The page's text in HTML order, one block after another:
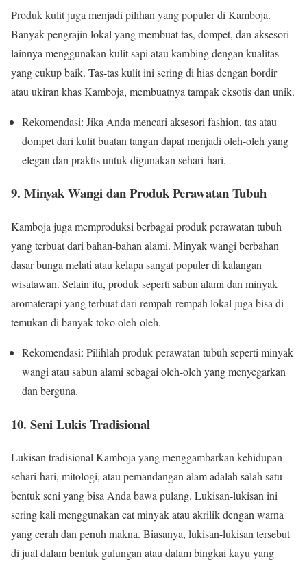
Produk kulit juga menjadi pilihan yang populer di Kamboja.
Banyak pengrajin lokal yang membuat tas, dompet, dan aksesori
lainnya menggunakan kulit sapi atau kambing dengan kualitas
yang cukup baik. Tas-tas kulit ini sering di hias dengan bordir
atau ukiran khas Kamboja, membuatnya tampak eksotis dan unik.
Rekomendasi: Jika Anda mencari aksesori fashion, tas atau
dompet dari kulit buatan tangan dapat menjadi oleh-oleh yang
elegan dan praktis untuk digunakan sehari-hari.
9. Minyak Wangi dan Produk Perawatan Tubuh
Kamboja juga memproduksi berbagai produk perawatan tubuh
yang terbuat dari bahan-bahan alami. Minyak wangi berbahan
dasar bunga melati atau kelapa sangat populer di kalangan
wisatawan. Selain itu, produk seperti sabun alami dan minyak
aromaterapi yang terbuat dari rempah-rempah lokal juga bisa di
temukan di banyak toko oleh-oleh.
Rekomendasi: Pilihlah produk perawatan tubuh seperti minyak
wangi atau sabun alami sebagai oleh-oleh yang menyegarkan
dan berguna.
10. Seni Lukis Tradisional
Lukisan tradisional Kamboja yang menggambarkan kehidupan
sehari-hari, mitologi, atau pemandangan alam adalah salah satu
bentuk seni yang bisa Anda bawa pulang. Lukisan-lukisan ini
sering kali menggunakan cat minyak atau akrilik dengan warna
yang cerah dan penuh makna. Biasanya, lukisan-lukisan tersebut
di jual dalam bentuk gulungan atau dalam bingkai kayu yang